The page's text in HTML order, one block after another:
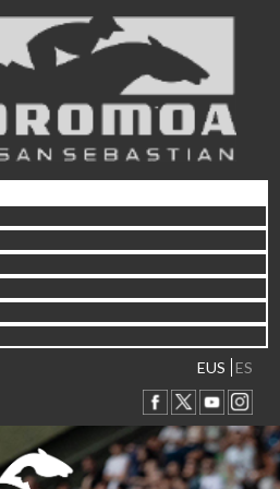
EUS ES
17:30 Abuztuaren 2a / 2 de
Abuztuaren 9a / 9 de
12:08 Abuztaren 12a / 12 de
17:05 Abuztuaren 15a / 15 de
17:30 Abuztuaren 23a / 23 de
17:30 Abuztuaren 30a / 30 de
11:15
17:30 Irailaren 6a / 6 de
Irailaren 13a / 13 de
11:30 Irailaren 30a / 30 de